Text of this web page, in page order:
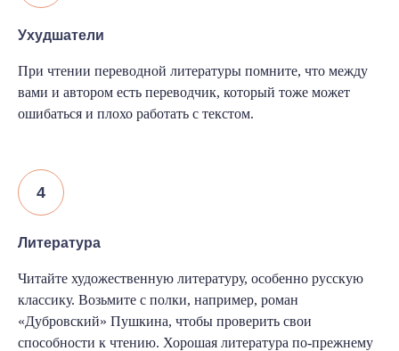
Ухудшатели
При чтении переводной литературы помните, что между
вами и автором есть переводчик, который тоже может
ошибаться и плохо работать с текстом.
Литература
Читайте художественную литературу, особенно русскую
классику. Возьмите с полки, например, роман
«Дубровский» Пушкина, чтобы проверить свои
способности к чтению. Хорошая литература по-прежнему